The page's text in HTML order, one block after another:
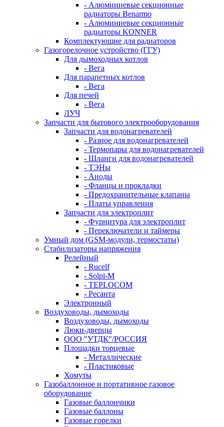
- Алюминиевые секционные
радиаторы Benarmo
- Алюминиевые секционные
радиаторы KONNER
Комплектующие для радиаторов
Газогорелочное устройство (ГГУ)
Для дымоходных котлов
- Вега
Для парапетных котлов
- Вега
Для печей
- Вега
ЛУЧ
Запчасти для бытового электрооборудования
Запчасти для водонагревателей
- Разное для водонагревателей
- Термопары для водонагревателей
- Шланги для водонагревателей
- ТЭНы
- Аноды
- Фланцы и прокладки
- Предохранительные клапаны
- Платы управления
Запчасти для электроплит
- Фурнитура для электроплит
- Переключатели и таймеры
Умный дом (GSM-модули, термостаты)
Cтабилизаторы напряжения
Релейный
- Rucelf
- Solpi-M
- TEPLOCOM
- Ресанта
Электронный
Воздуховоды, дымоходы
Воздуховоды, дымоходы
Люки-дверцы
ООО "УТДК"/РОССИЯ
Площадки торцевые
- Металлические
- Пластиковые
Хомуты
Газобаллонное и портативное газовое
оборудование
Газовые баллончики
Газовые баллоны
Газовые горелки